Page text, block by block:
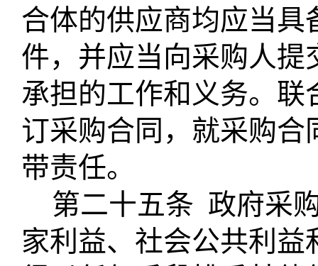
合体的供应商均应当
件，并应当向采购人
承担的工作和义务。
订采购合同，就采购
带责任。
第二十五条 政府采
家利益、社会公共利